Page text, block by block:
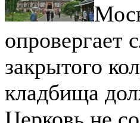
опровергает
закрытого
кладбища